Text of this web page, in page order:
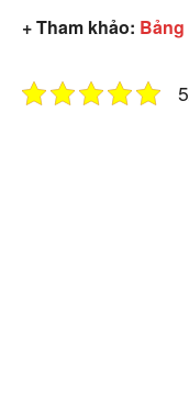
+ Tham khảo: